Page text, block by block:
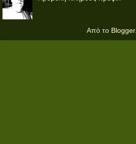
Από το Blogger.